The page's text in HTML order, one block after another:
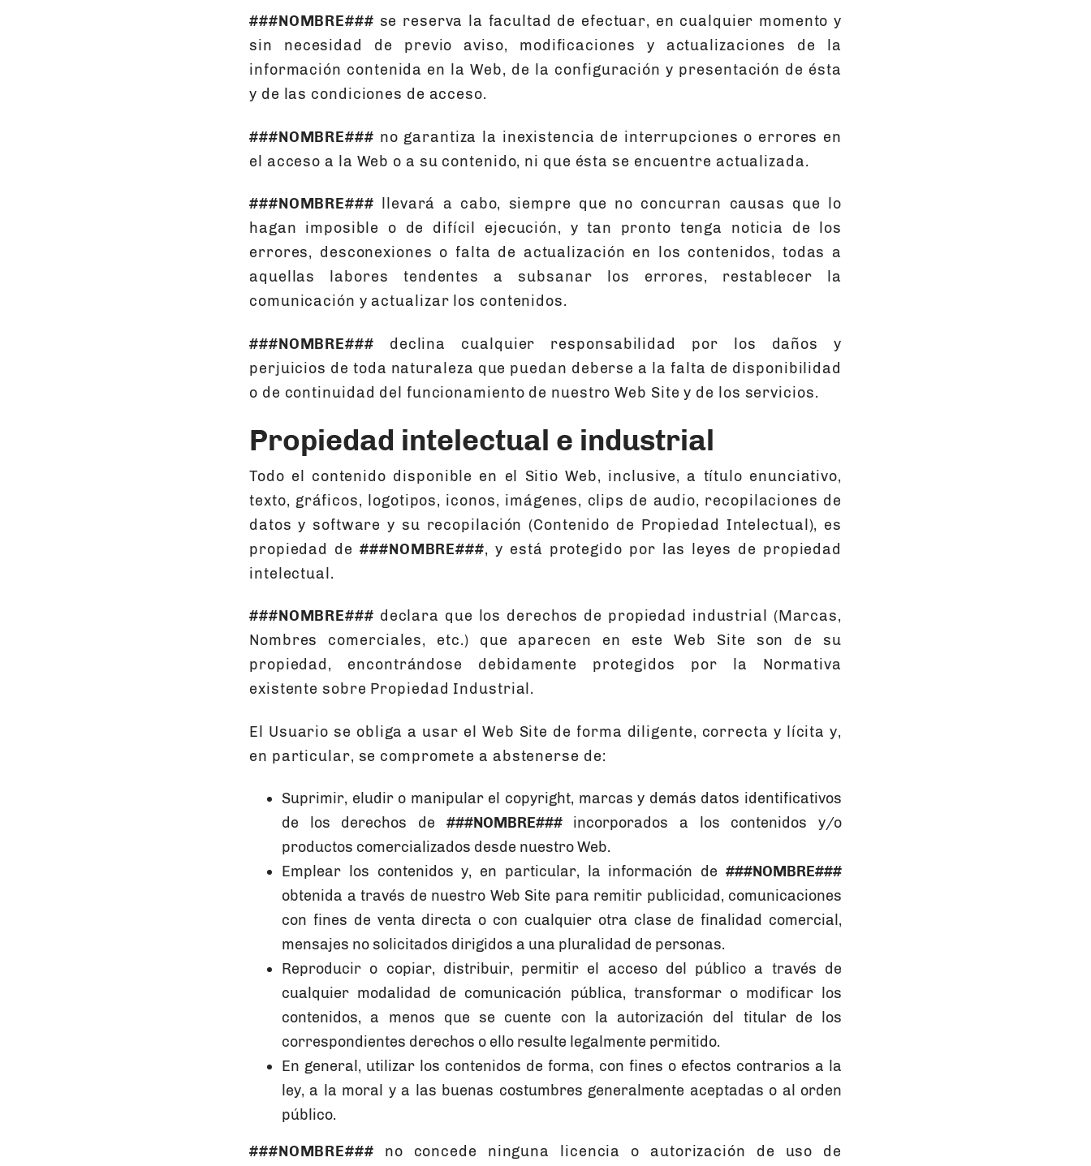
###NOMBRE### se reserva la facultad de efectuar, en cualquier momento y
sin necesidad de previo aviso, modificaciones y actualizaciones de la
información contenida en la Web, de la configuración y presentación de ésta
y de las condiciones de acceso.
###NOMBRE### no garantiza la inexistencia de interrupciones o errores en
el acceso a la Web o a su contenido, ni que ésta se encuentre actualizada.
###NOMBRE### llevará a cabo, siempre que no concurran causas que lo
hagan imposible o de difícil ejecución, y tan pronto tenga noticia de los
errores, desconexiones o falta de actualización en los contenidos, todas a
aquellas labores tendentes a subsanar los errores, restablecer la
comunicación y actualizar los contenidos.
###NOMBRE### declina cualquier responsabilidad por los daños y
perjuicios de toda naturaleza que puedan deberse a la falta de disponibilidad
o de continuidad del funcionamiento de nuestro Web Site y de los servicios.
Propiedad intelectual e industrial
Todo el contenido disponible en el Sitio Web, inclusive, a título enunciativo,
texto, gráficos, logotipos, iconos, imágenes, clips de audio, recopilaciones de
datos y software y su recopilación (Contenido de Propiedad Intelectual), es
propiedad de###NOMBRE###, y está protegido por las leyes de propiedad
intelectual.
###NOMBRE### declara que los derechos de propiedad industrial (Marcas,
Nombres comerciales, etc.) que aparecen en este Web Site son de su
propiedad, encontrándose debidamente protegidos por la Normativa
existente sobre Propiedad Industrial.
El Usuario se obliga a usar el Web Site de forma diligente, correcta y lícita y,
en particular, se compromete a abstenerse de:
Suprimir, eludir o manipular el copyright, marcas y demás datos identificativos
de los derechos de ###NOMBRE###incorporados a los contenidos y/o
productos comercializados desde nuestro Web.
Emplear los contenidos y, en particular, la información de ###NOMBRE###
obtenida a través de nuestro Web Site para remitir publicidad, comunicaciones
con fines de venta directa o con cualquier otra clase de finalidad comercial,
mensajes no solicitados dirigidos a una pluralidad de personas.
Reproducir o copiar, distribuir, permitir el acceso del público a través de
cualquier modalidad de comunicación pública, transformar o modificar los
contenidos, a menos que se cuente con la autorización del titular de los
correspondientes derechos o ello resulte legalmente permitido.
En general, utilizar los contenidos de forma, con fines o efectos contrarios a la
ley, a la moral y a las buenas costumbres generalmente aceptadas o al orden
público.
###NOMBRE### no concede ninguna licencia o autorización de uso de